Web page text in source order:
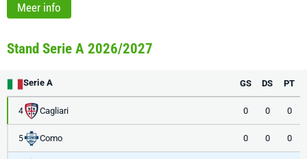
Meer info
Stand Serie A 2026/2027
Serie A GS DS PT
4 Cagliari 0 0 0
5 Como 0 0 0